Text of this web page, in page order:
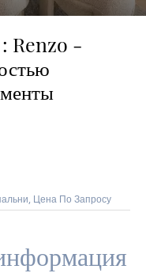
Renzo -
Цена По Запросу